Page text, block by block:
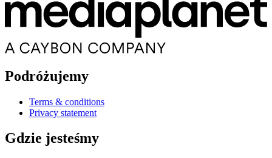
Podróżujemy
Terms & conditions
Privacy statement
Gdzie jesteśmy